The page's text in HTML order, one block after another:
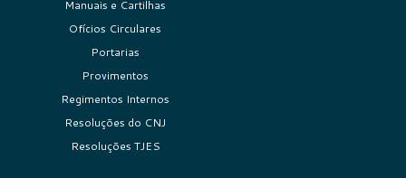
Manuais e Cartilhas
Ofícios Circulares
Portarias
Provimentos
Regimentos Internos
Resoluções do CNJ
Resoluções TJES